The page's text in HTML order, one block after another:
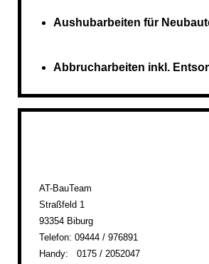
Aushubarbeiten für
Abbrucharbeiten inkl.
AT-BauTeam
Straßfeld 1
93354 Biburg
Telefon: 09444 / 976891
Handy: 0175 / 2052047